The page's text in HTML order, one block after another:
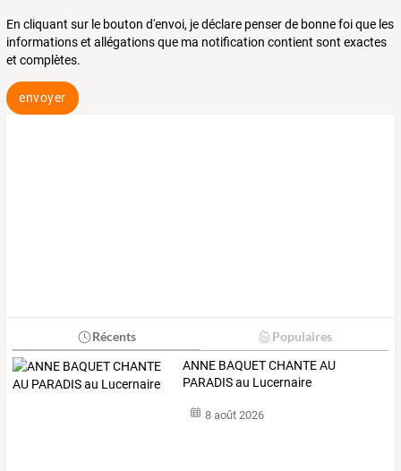
En cliquant sur le bouton d'envoi, je déclare penser de bonne foi que les
informations et allégations que ma notification contient sont exactes
et complètes.
envoyer
Récents Populaires
ANNE BAQUET CHANTE AU
PARADIS au Lucernaire
8 août 2026